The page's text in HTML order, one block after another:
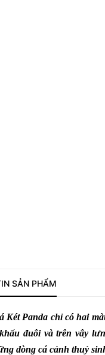
SẢN PHẨM
Két Panda chỉ có hai
đuôi và trên vây
dòng cá cảnh thuỷ